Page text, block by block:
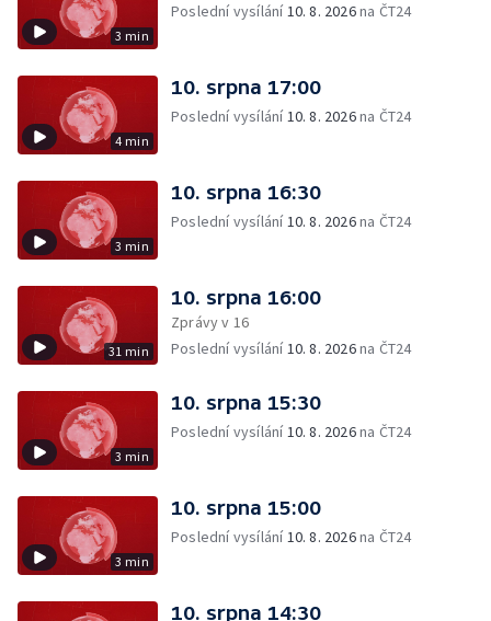
3 min
Poslední vysílání10. 8. 2026na ČT24
4 min
10. srpna 17:00
Poslední vysílání10. 8. 2026na ČT24
3 min
10. srpna 16:30
Poslední vysílání10. 8. 2026na ČT24
31 min
10. srpna 16:00
Zprávy v 16
Poslední vysílání10. 8. 2026na ČT24
3 min
10. srpna 15:30
Poslední vysílání10. 8. 2026na ČT24
3 min
10. srpna 15:00
Poslední vysílání10. 8. 2026na ČT24
10. srpna 14:30